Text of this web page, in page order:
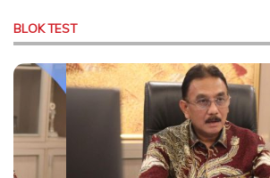
2026
Delidaily
Allright
Reserved
CONTACT
Upi
BLOK TEST